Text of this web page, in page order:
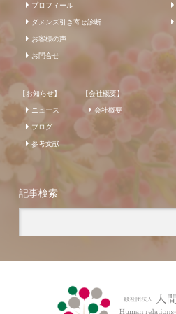
プロフィール
ダメンズ引き寄せ診断
お客様の声
お問合せ
【お知らせ】
ニュース
ブログ
参考文献
【会社概要】
会社概要
記事検索